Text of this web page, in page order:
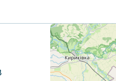
+
−